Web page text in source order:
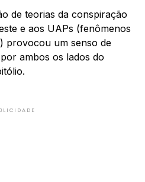
de teorias da conspiração
e aos UAPs (fenômenos
provocou um senso de
ambos os lados do